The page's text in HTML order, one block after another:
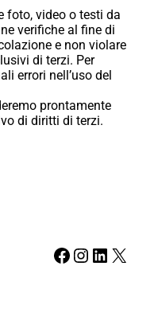
foto, video o testi da
verifiche al fine di
e non violare
di terzi. Per
errori nell’uso del
prontamente
di diritti di terzi.
Facebook Instagram LinkedIn X